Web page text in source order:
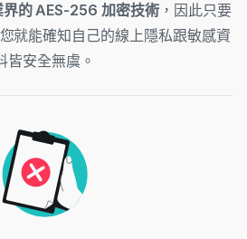
界的 AES-256 加密技術 ，因此只要
就能確知自己的線上隱私跟敏感資
皆安全無虞。